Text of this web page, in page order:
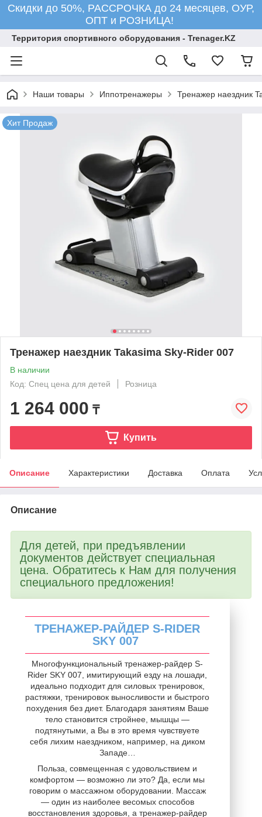
Скидки до 50%, РАССРОЧКА до 24 месяцев, ОУР,
ОПТ и РОЗНИЦА!
Территория спортивного оборудования - Trenager.KZ
Наши товары Иппотренажеры Тренажер наездник
Хит Продаж
Тренажер наездник Takasima Sky-Rider 007
В наличии
Код: Спец цена для детей
Розница
1 264 000 ₸
Купить
Описание Характеристики Доставка Оплата
Описание
Для детей, при предъявлении
документов действует специальная
цена. Обратитесь к Нам для получения
специального предложения!
ТРЕНАЖЕР-РАЙДЕР S-RIDER
SKY 007
Многофункциональный тренажер-райдер S-
Rider SKY 007, имитирующий езду на лошади,
идеально подходит для силовых тренировок,
растяжки, тренировок выносливости и быстрого
похудения без диет. Благодаря занятиям Ваше
тело становится стройнее, мышцы —
подтянутыми, а Вы в это время чувствуете
себя лихим наездником, например, на диком
Западе…
Польза, совмещенная с удовольствием и
комфортом ― возможно ли это? Да, если мы
говорим о массажном оборудовании. Массаж
― один из наиболее весомых способов
восстановления здоровья, а тренажер-райдер